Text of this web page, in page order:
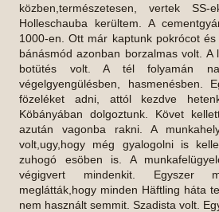
közben,természetesen, vertek SS-
Holleschauba kerültem. A
1000-en. Ott már kaptunk pokrócot
bánásmód azonban borzalmas volt. A
botütés volt. A tél folyamán
végelgyengülésben, hasmenésben.
fözeléket adni, attól kezdve
Köbányában dolgoztunk. Követ
azután vagonba rakni. A
volt,ugy,hogy még gyalogolni is
zuhogó esöben is. A
végigvert mindenkit. Egyszer
meglátták,hogy minden Häftling háta
nem használt semmit. Szadista volt.